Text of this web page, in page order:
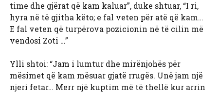
time dhe gjërat që kam kaluar”, duke shtuar, “I ri,
hyra në të gjitha këto; e fal veten për atë që kam…
E fal veten që turpërova pozicionin në të cilin më
vendosi Zoti …”
Ylli shtoi: “Jam i lumtur dhe mirënjohës për
mësimet që kam mësuar gjatë rrugës. Unë jam një
njeri fetar… Merr një kuptim më të thellë kur arrin